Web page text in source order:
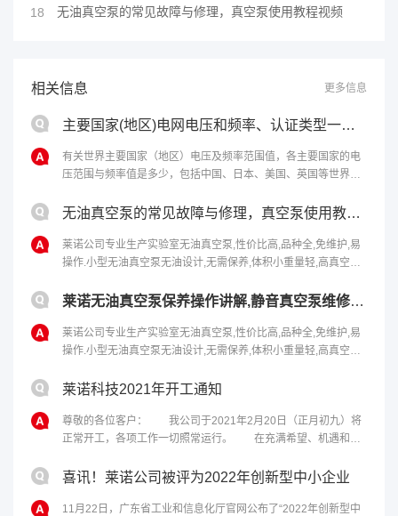
18 无油真空泵的常见故障与修理，真空泵使用教程视频
相关信息 更多信息
主要国家(地区)电网电压和频率、认证类型一览表
有关世界主要国家（地区）电压及频率范围值，各主要国家的电
压范围与频率值是多少，包括中国、日本、美国、英国等世界强
频率范围值国 家 电 压 / 频 率 大溪地(Tahiti) 127V/60Hz 中国无油真空泵的常见故障与修理，真空泵使用教程视频
莱诺公司专业生产实验室无油真空泵,性价比高,品种全,免维护,易
操作.小型无油真空泵无油设计,无需保养,体积小重量轻,高真空度
2000~4000Pa，串联大气喷射器可达270~670Pa。水环泵也可
范围为1~210......
莱诺无油真空泵保养操作讲解,静音真空泵维修视频
莱诺公司专业生产实验室无油真空泵,性价比高,品种全,免维护,易
操作.小型无油真空泵无油设计,无需保养,体积小重量轻,高真空度
莱诺科技2021年开工通知
尊敬的各位客户： 我公司于2021年2月20日（正月初九）将
正常开工，各项工作一切照常运行。 在充满希望、机遇和挑
的服务！感谢各位客户对我公司的支持及信任！ 祝各位在新
喜讯！莱诺公司被评为2022年创新型中小企业
11月22日，广东省工业和信息化厅官网公布了“2022年创新型中